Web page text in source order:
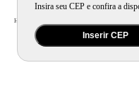
Insira seu CEP e confira a
Inserir CEP
Home